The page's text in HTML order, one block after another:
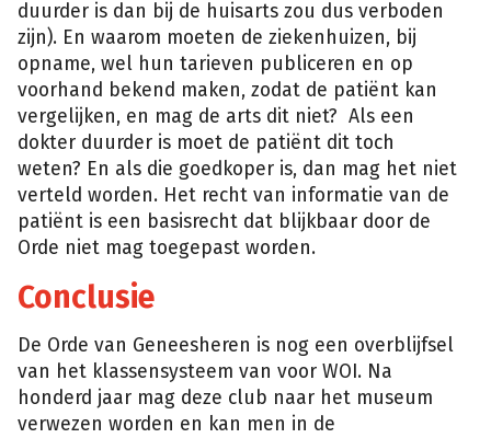
duurder is dan bij de huisarts zou dus verboden
zijn). En waarom moeten de ziekenhuizen, bij
opname, wel hun tarieven publiceren en op
voorhand bekend maken, zodat de patiënt kan
vergelijken, en mag de arts dit niet? Als een
dokter duurder is moet de patiënt dit toch
weten? En als die goedkoper is, dan mag het niet
verteld worden. Het recht van informatie van de
patiënt is een basisrecht dat blijkbaar door de
Orde niet mag toegepast worden.
Conclusie
De Orde van Geneesheren is nog een overblijfsel
van het klassensysteem van voor WOI. Na
honderd jaar mag deze club naar het museum
verwezen worden en kan men in de